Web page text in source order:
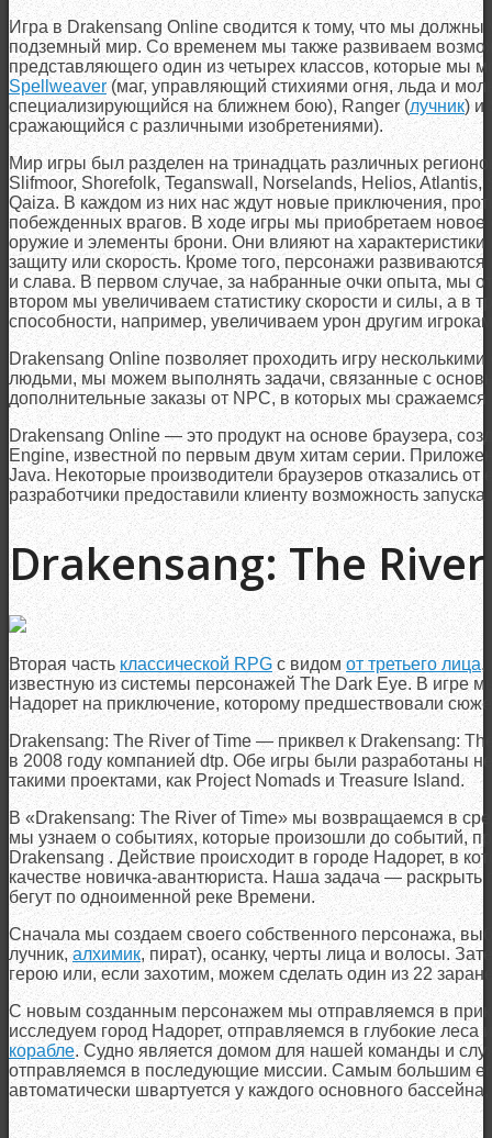
Игра в Drakensang Online сводится к тому, что мы
подземный мир. Со временем мы также развиваем
представляющего один из четырех классов, которые мы
Spellweaver(маг, управляющий стихиями огня, льда и
специализирующийся на ближнем бою), Ranger (лучник) и
сражающийся с различными изобретениями).
Мир игры был разделен на тринадцать различных
Slifmoor, Shorefolk, Teganswall, Norselands, Helios, Atlantis,
Qaiza. В каждом из них нас ждут новые приключения,
побежденных врагов. В ходе игры мы приобретаем новое
оружие и элементы брони. Они влияют на
защиту или скорость. Кроме того, персонажи
и слава. В первом случае, за набранные очки опыта, мы
втором мы увеличиваем статистику скорости и силы, а в
способности, например, увеличиваем урон другим
Drakensang Online позволяет проходить игру
людьми, мы можем выполнять задачи, связанные с
дополнительные заказы от NPC, в которых мы
Drakensang Online — это продукт на основе браузера,
Engine, известной по первым двум хитам серии.
Java. Некоторые производители браузеров отказались от
разработчики предоставили клиенту возможность
Drakensang: The
Вторая часть классической RPG с видомот третьего лица,
известную из системы персонажей The Dark Eye. В игре
Надорет на приключение, которому предшествовали
Drakensang: The River of Time — приквел к Drakensang:
в 2008 году компанией dtp. Обе игры были разработаны
такими проектами, как Project Nomads и Treasure Island.
В «Drakensang: The River of Time» мы возвращаемся в
мы узнаем о событиях, которые произошли до событий,
Drakensang . Действие происходит в городе Надорет, в
качестве новичка-авантюриста. Наша задача — раскрыть
бегут по одноименной реке Времени.
Сначала мы создаем своего собственного персонажа,
лучник,алхимик, пират), осанку, черты лица и волосы.
герою или, если захотим, можем сделать один из 22
С новым созданным персонажем мы отправляемся в
исследуем город Надорет, отправляемся в глубокие
корабле. Судно является домом для нашей команды и
отправляемся в последующие миссии. Самым большим
автоматически швартуется у каждого основного